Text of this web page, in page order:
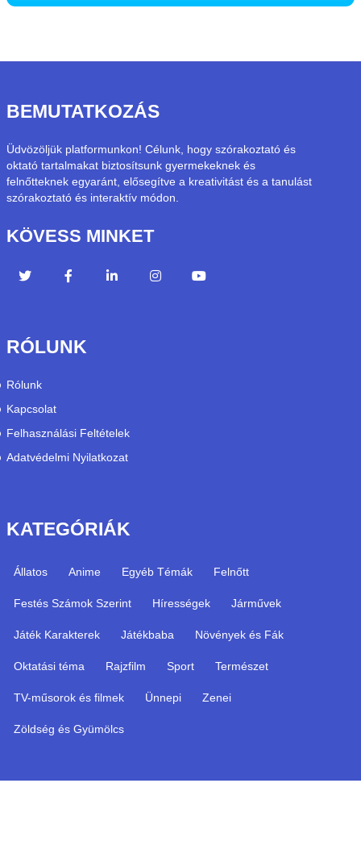
BEMUTATKOZÁS
Üdvözöljük platformunkon! Célunk, hogy szórakoztató és
oktató tartalmakat biztosítsunk gyermekeknek és
felnőtteknek egyaránt, elősegítve a kreativitást és a tanulást
szórakoztató és interaktív módon.
KÖVESS MINKET
RÓLUNK
Rólunk
Kapcsolat
Felhasználási Feltételek
Adatvédelmi Nyilatkozat
KATEGÓRIÁK
Állatos Anime Egyéb Témák Felnőtt
Festés Számok Szerint Hírességek Járművek
Játék Karakterek Játékbaba Növények és Fák
Oktatási téma Rajzfilm Sport Természet
TV-műsorok és filmek Ünnepi Zenei
Zöldség és Gyümölcs